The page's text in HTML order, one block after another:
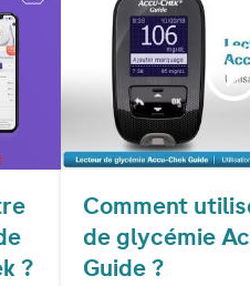
?
Comment
de glycémie
Guide ?